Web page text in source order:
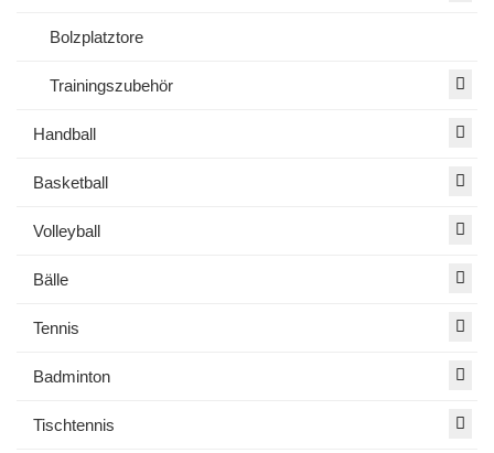
Bolzplatztore
Trainingszubehör
Handball
Basketball
Volleyball
Bälle
Tennis
Badminton
Tischtennis